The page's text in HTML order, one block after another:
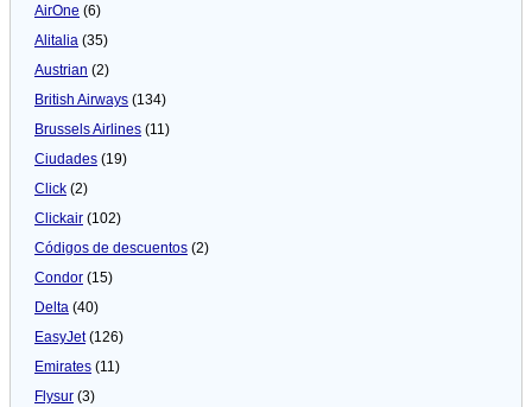
AirOne (6)
Alitalia (35)
Austrian (2)
British Airways (134)
Brussels Airlines (11)
Ciudades (19)
Click (2)
Clickair (102)
Códigos de descuentos (2)
Condor (15)
Delta (40)
EasyJet(126)
Emirates (11)
Flysur (3)